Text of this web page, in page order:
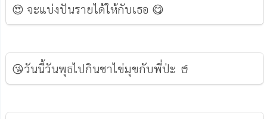
😍 จะแบ่งปันรายได้ให้กับเธอ 😋
😘วันนี้วันพุธไปกินชาไข่มุขกับพี่ป่ะ 🥤